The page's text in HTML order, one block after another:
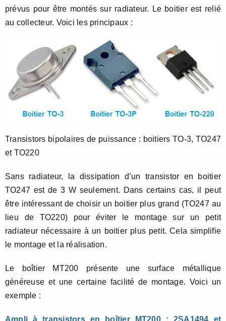
prévus pour être montés sur radiateur. Le boitier est relié
au collecteur. Voici les principaux :
Transistors bipolaires de puissance : boitiers TO-3, TO247
et TO220
Sans radiateur, la dissipation d’un transistor en boitier
TO247 est de 3 W seulement. Dans certains cas, il peut
être intéressant de choisir un boitier plus grand (TO247 au
lieu de TO220) pour éviter le montage sur un petit
radiateur nécessaire à un boitier plus petit. Cela simplifie
le montage et la réalisation.
Le boîtier MT200 présente une surface métallique
généreuse et une certaine facilité de montage. Voici un
exemple :